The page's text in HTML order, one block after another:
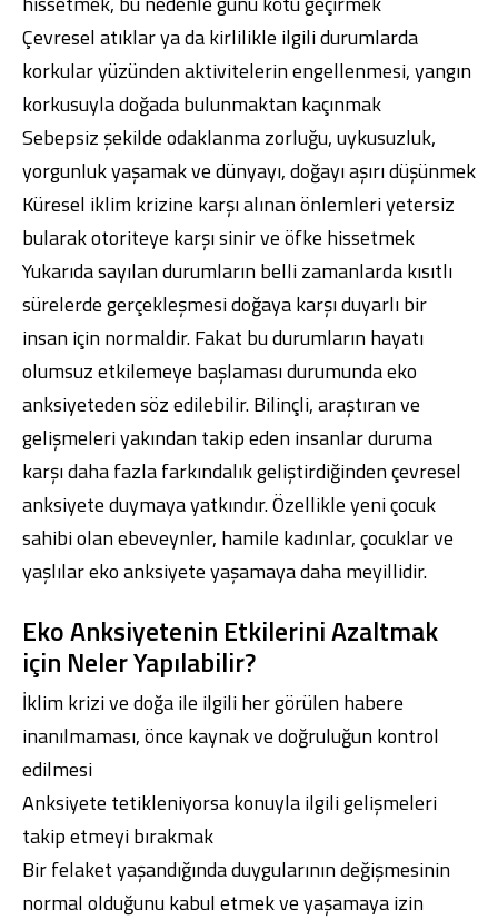
Çevresel atıklar ya da kirlilikle ilgili durumlarda
korkular yüzünden aktivitelerin engellenmesi, yangın
korkusuyla doğada bulunmaktan kaçınmak
Sebepsiz şekilde odaklanma zorluğu, uykusuzluk,
yorgunluk yaşamak ve dünyayı, doğayı aşırı düşünmek
Küresel iklim krizine karşı alınan önlemleri yetersiz
bularak otoriteye karşı sinir ve öfke hissetmek
Yukarıda sayılan durumların belli zamanlarda kısıtlı
sürelerde gerçekleşmesi doğaya karşı duyarlı bir
insan için normaldir. Fakat bu durumların hayatı
olumsuz etkilemeye başlaması durumunda eko
anksiyeteden söz edilebilir. Bilinçli, araştıran ve
gelişmeleri yakından takip eden insanlar duruma
karşı daha fazla farkındalık geliştirdiğinden çevresel
anksiyete duymaya yatkındır. Özellikle yeni çocuk
sahibi olan ebeveynler, hamile kadınlar, çocuklar ve
yaşlılar eko anksiyete yaşamaya daha meyillidir.
Eko Anksiyetenin Etkilerini Azaltmak
için Neler Yapılabilir?
İklim krizi ve doğa ile ilgili her görülen habere
inanılmaması, önce kaynak ve doğruluğun kontrol
edilmesi
Anksiyete tetikleniyorsa konuyla ilgili gelişmeleri
takip etmeyi bırakmak
Bir felaket yaşandığında duygularının değişmesinin
normal olduğunu kabul etmek ve yaşamaya izin